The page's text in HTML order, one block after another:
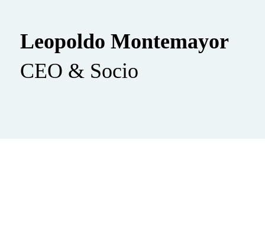
Leopoldo Montemayor
CEO & Socio